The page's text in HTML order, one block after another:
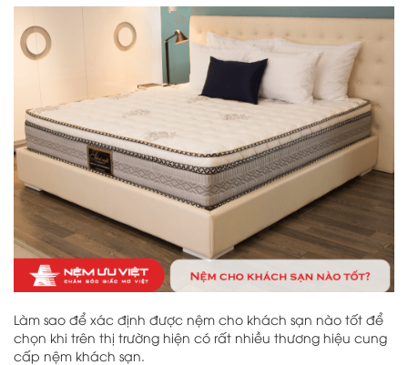
Làm sao để xác định được nệm cho khách sạn nào tốt để
chọn khi trên thị trường hiện có rất nhiều thương hiệu cung
cấp nệm khách sạn.